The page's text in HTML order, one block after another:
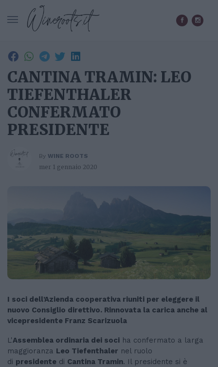
CANTINA TRAMIN: LEO
TIEFENTHALER
CONFERMATO
PRESIDENTE
By WINE ROOTS
mer 1 gennaio 2020
I soci dell’Azienda cooperativa riuniti per eleggere il
nuovo Consiglio direttivo. Rinnovata la carica anche al
vicepresidente Franz Scarizuola
L'Assemblea ordinaria dei soci ha confermato a larga
maggioranza Leo Tiefenthaler nel ruolo
di presidente di Cantina Tramin. Il presidente si è